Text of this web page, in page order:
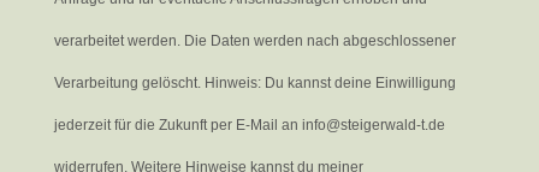
verarbeitet werden. Die Daten werden nach abgeschlossener
Verarbeitung gelöscht. Hinweis: Du kannst deine Einwilligung
jederzeit für die Zukunft per E-Mail an info@steigerwald-t.de
widerrufen. Weitere Hinweise kannst du meiner